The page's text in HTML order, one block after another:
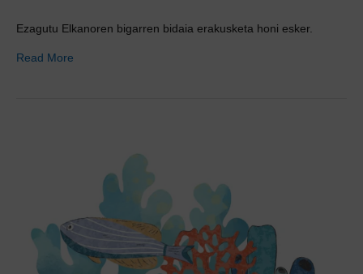
Ezagutu Elkanoren bigarren bidaia erakusketa honi esker.
Read More